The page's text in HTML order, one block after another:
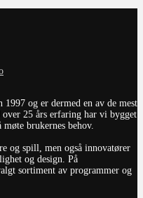
og er dermed en av de mest
over 25 års erfaring har vi bygget
brukernes behov.
og spill, men også innovatører
og design. På
sortiment av programmer og